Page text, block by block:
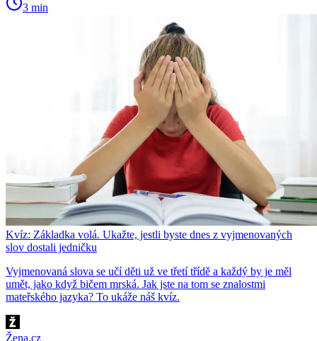
3 min
Kvíz: Základka volá. Ukažte, jestli byste dnes z vyjmenovaných
slov dostali jedničku
Vyjmenovaná slova se učí děti už ve třetí třídě a každý by je měl
umět, jako když bičem mrská. Jak jste na tom se znalostmi
mateřského jazyka? To ukáže náš kvíz.
Žena.cz